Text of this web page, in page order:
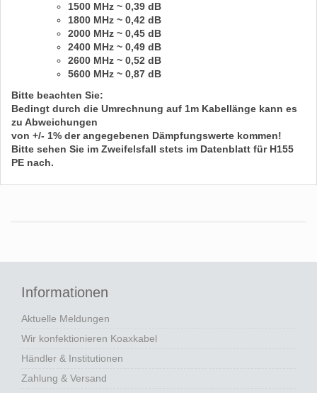
1500 MHz ~ 0,39 dB
1800 MHz ~ 0,42 dB
2000 MHz ~ 0,45 dB
2400 MHz ~ 0,49 dB
2600 MHz ~ 0,52 dB
5600 MHz ~ 0,87 dB
Bitte beachten Sie:
Bedingt durch die Umrechnung auf 1m Kabellänge kann es
zu Abweichungen
von +/- 1% der angegebenen Dämpfungswerte kommen!
Bitte sehen Sie im Zweifelsfall stets im Datenblatt für H155
PE nach.
Informationen
Aktuelle Meldungen
Wir konfektionieren Koaxkabel
Händler & Institutionen
Zahlung & Versand